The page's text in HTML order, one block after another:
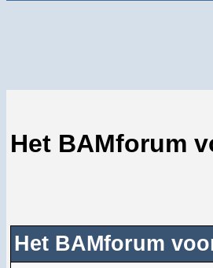
Het BAMforum
Het BAMforum